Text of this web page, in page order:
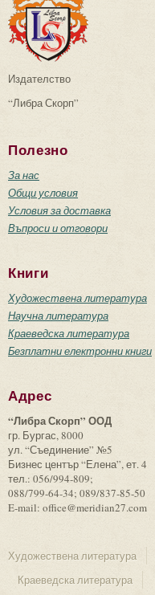
Издателство
“Либра Скорп”
Полезно
За нас
Общи условия
Условия за доставка
Въпроси и отговори
Книги
Художествена литература
Научна литература
Краеведска литература
Безплатни електронни книги
Адрес
“Либра Скорп” ООД
гр. Бургас, 8000
ул. “Съединение” №5
Бизнес център “Елена”, ет. 4
тел.: 056/994-809;
088/799-64-34; 089/837-85-50
E-mail: office@meridian27.com
Художествена литература
Краеведска литература